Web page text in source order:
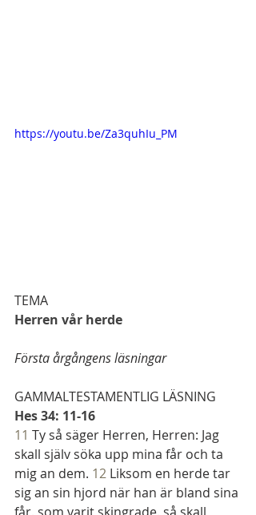
https://youtu.be/Za3quhIu_PM
TEMA
Herren vår herde
Första årgångens läsningar
GAMMALTESTAMENTLIG LÄSNING
Hes 34: 11-16
11 Ty så säger Herren, Herren: Jag
skall själv söka upp mina får och ta
mig an dem. 12 Liksom en herde tar
sig an sin hjord när han är bland sina